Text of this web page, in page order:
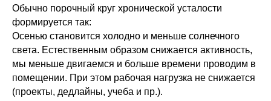
Обычно порочный круг хронической усталости
формируется так:
Осенью становится холодно и меньше солнечного
света. Естественным образом снижается активность,
мы меньше двигаемся и больше времени проводим в
помещении. При этом рабочая нагрузка не снижается
(проекты, дедлайны, учеба и пр.).